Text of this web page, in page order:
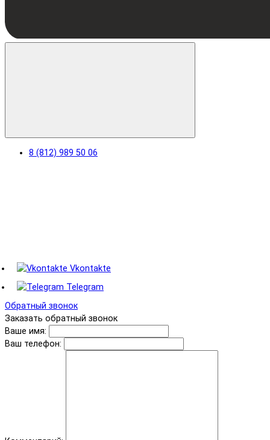
8 (812) 989 50 06
Vkontakte
Telegram
Обратный звонок
Заказать обратный звонок
Ваше имя:
Ваш телефон: